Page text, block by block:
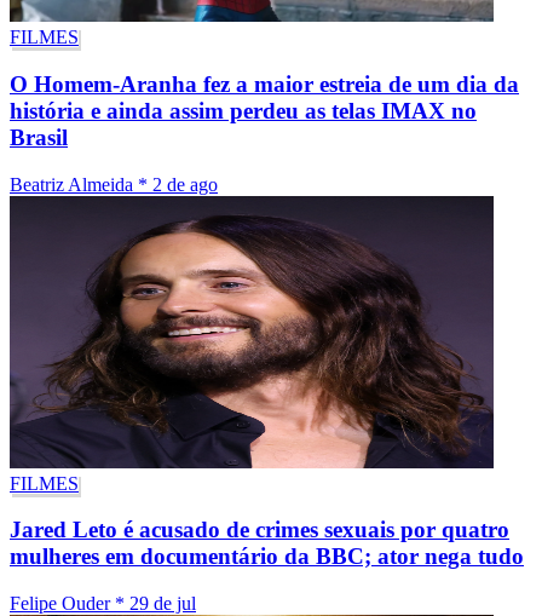
FILMES
O Homem-Aranha fez a maior estreia de um dia da
história e ainda assim perdeu as telas IMAX no
Brasil
Beatriz Almeida * 2 de ago
FILMES
Jared Leto é acusado de crimes sexuais por quatro
mulheres em documentário da BBC; ator nega tudo
Felipe Ouder * 29 de jul